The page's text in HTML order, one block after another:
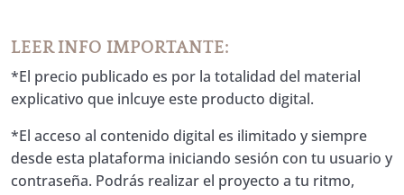
LEER INFO IMPORTANTE:
*El precio publicado es por la totalidad del material
explicativo que inlcuye este producto digital.
*El acceso al contenido digital es ilimitado y siempre
desde esta plataforma iniciando sesión con tu usuario y
contraseña. Podrás realizar el proyecto a tu ritmo,